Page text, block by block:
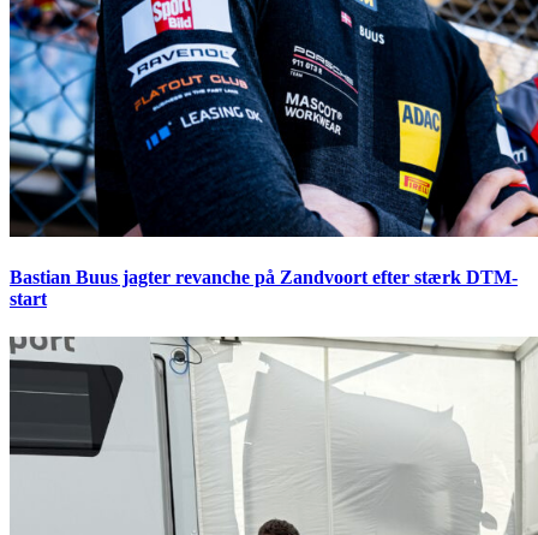
Bastian Buus jagter revanche på Zandvoort efter stærk DTM-
start